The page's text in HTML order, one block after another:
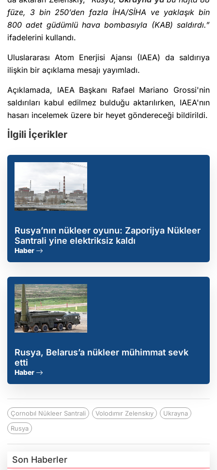
füze, 3 bin 250’den fazla İHA/SİHA ve yaklaşık bin
800 adet güdümlü hava bombasıyla (KAB) saldırdı.”
ifadelerini kullandı.
Uluslararası Atom Enerjisi Ajansı (IAEA) da saldırıya
ilişkin bir açıklama mesajı yayımladı.
Açıklamada, IAEA Başkanı Rafael Mariano Grossi'nin
saldırıları kabul edilmez bulduğu aktarılırken, IAEA'nın
hasarı incelemek üzere bir heyet göndereceği bildirildi.
İlgili İçerikler
Rusya’nın nükleer oyunu: Zaporijya Nükleer
Santrali yine elektriksiz kaldı
Haber
Rusya, Belarus’a nükleer mühimmat sevk
etti
Haber
Çornobıl Nükleer Santrali Volodımır Zelenskıy
Ukrayna
Rusya
Son Haberler